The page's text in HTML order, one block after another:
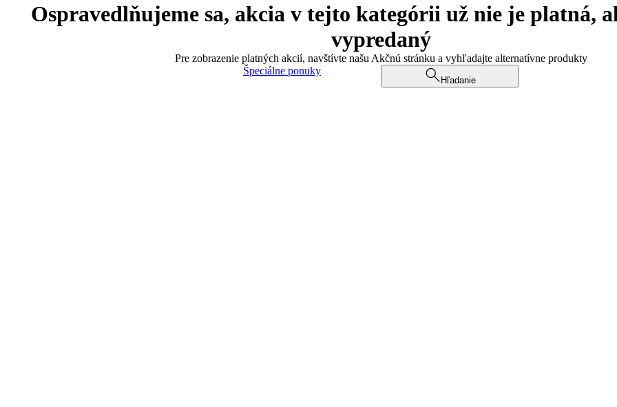
Ospravedlňujeme sa, akcia v tejto kategórii už nie je platná,
vypredaný
Pre zobrazenie platných akcií, navštívte našu Akčnú stránku a vyhľadajte alternatívne produkty
Špeciálne ponuky
Hľadanie